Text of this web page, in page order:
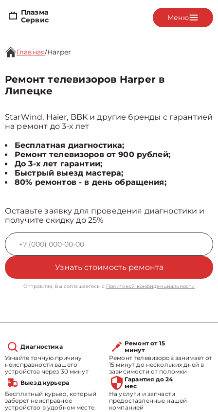
Плазма
Сервис
Меню
Главная/Harper
Ремонт телевизоров Harper в
Липецке
StarWind, Haier, BBK и другие бренды с гарантией
на ремонт до 3-х лет
Бесплатная диагностика;
Ремонт телевизоров от 900 рублей;
До 3-х лет гарантии;
Быстрый выезд мастера;
80% ремонтов - в день обращения;
Оставьте заявку для проведения диагностики и
получите скидку до 25%
Узнать стоимость ремонта
Отправляя, Вы соглашаетесь с Политикой конфиденциальности
Диагностика
Узнайте точную причину
неисправности вашего
устройства через 30 минут
Ремонт от 15
минут
Ремонт телевизоров занимает от
15 минут до нескольких дней в
зависимости от поломки
Выезд курьера
Бесплатный курьер, который
заберет неисправное
устройство в удобном месте.
Гарантия до 24
мес
На услуги и запчасти
предоставленные нашей
компанией